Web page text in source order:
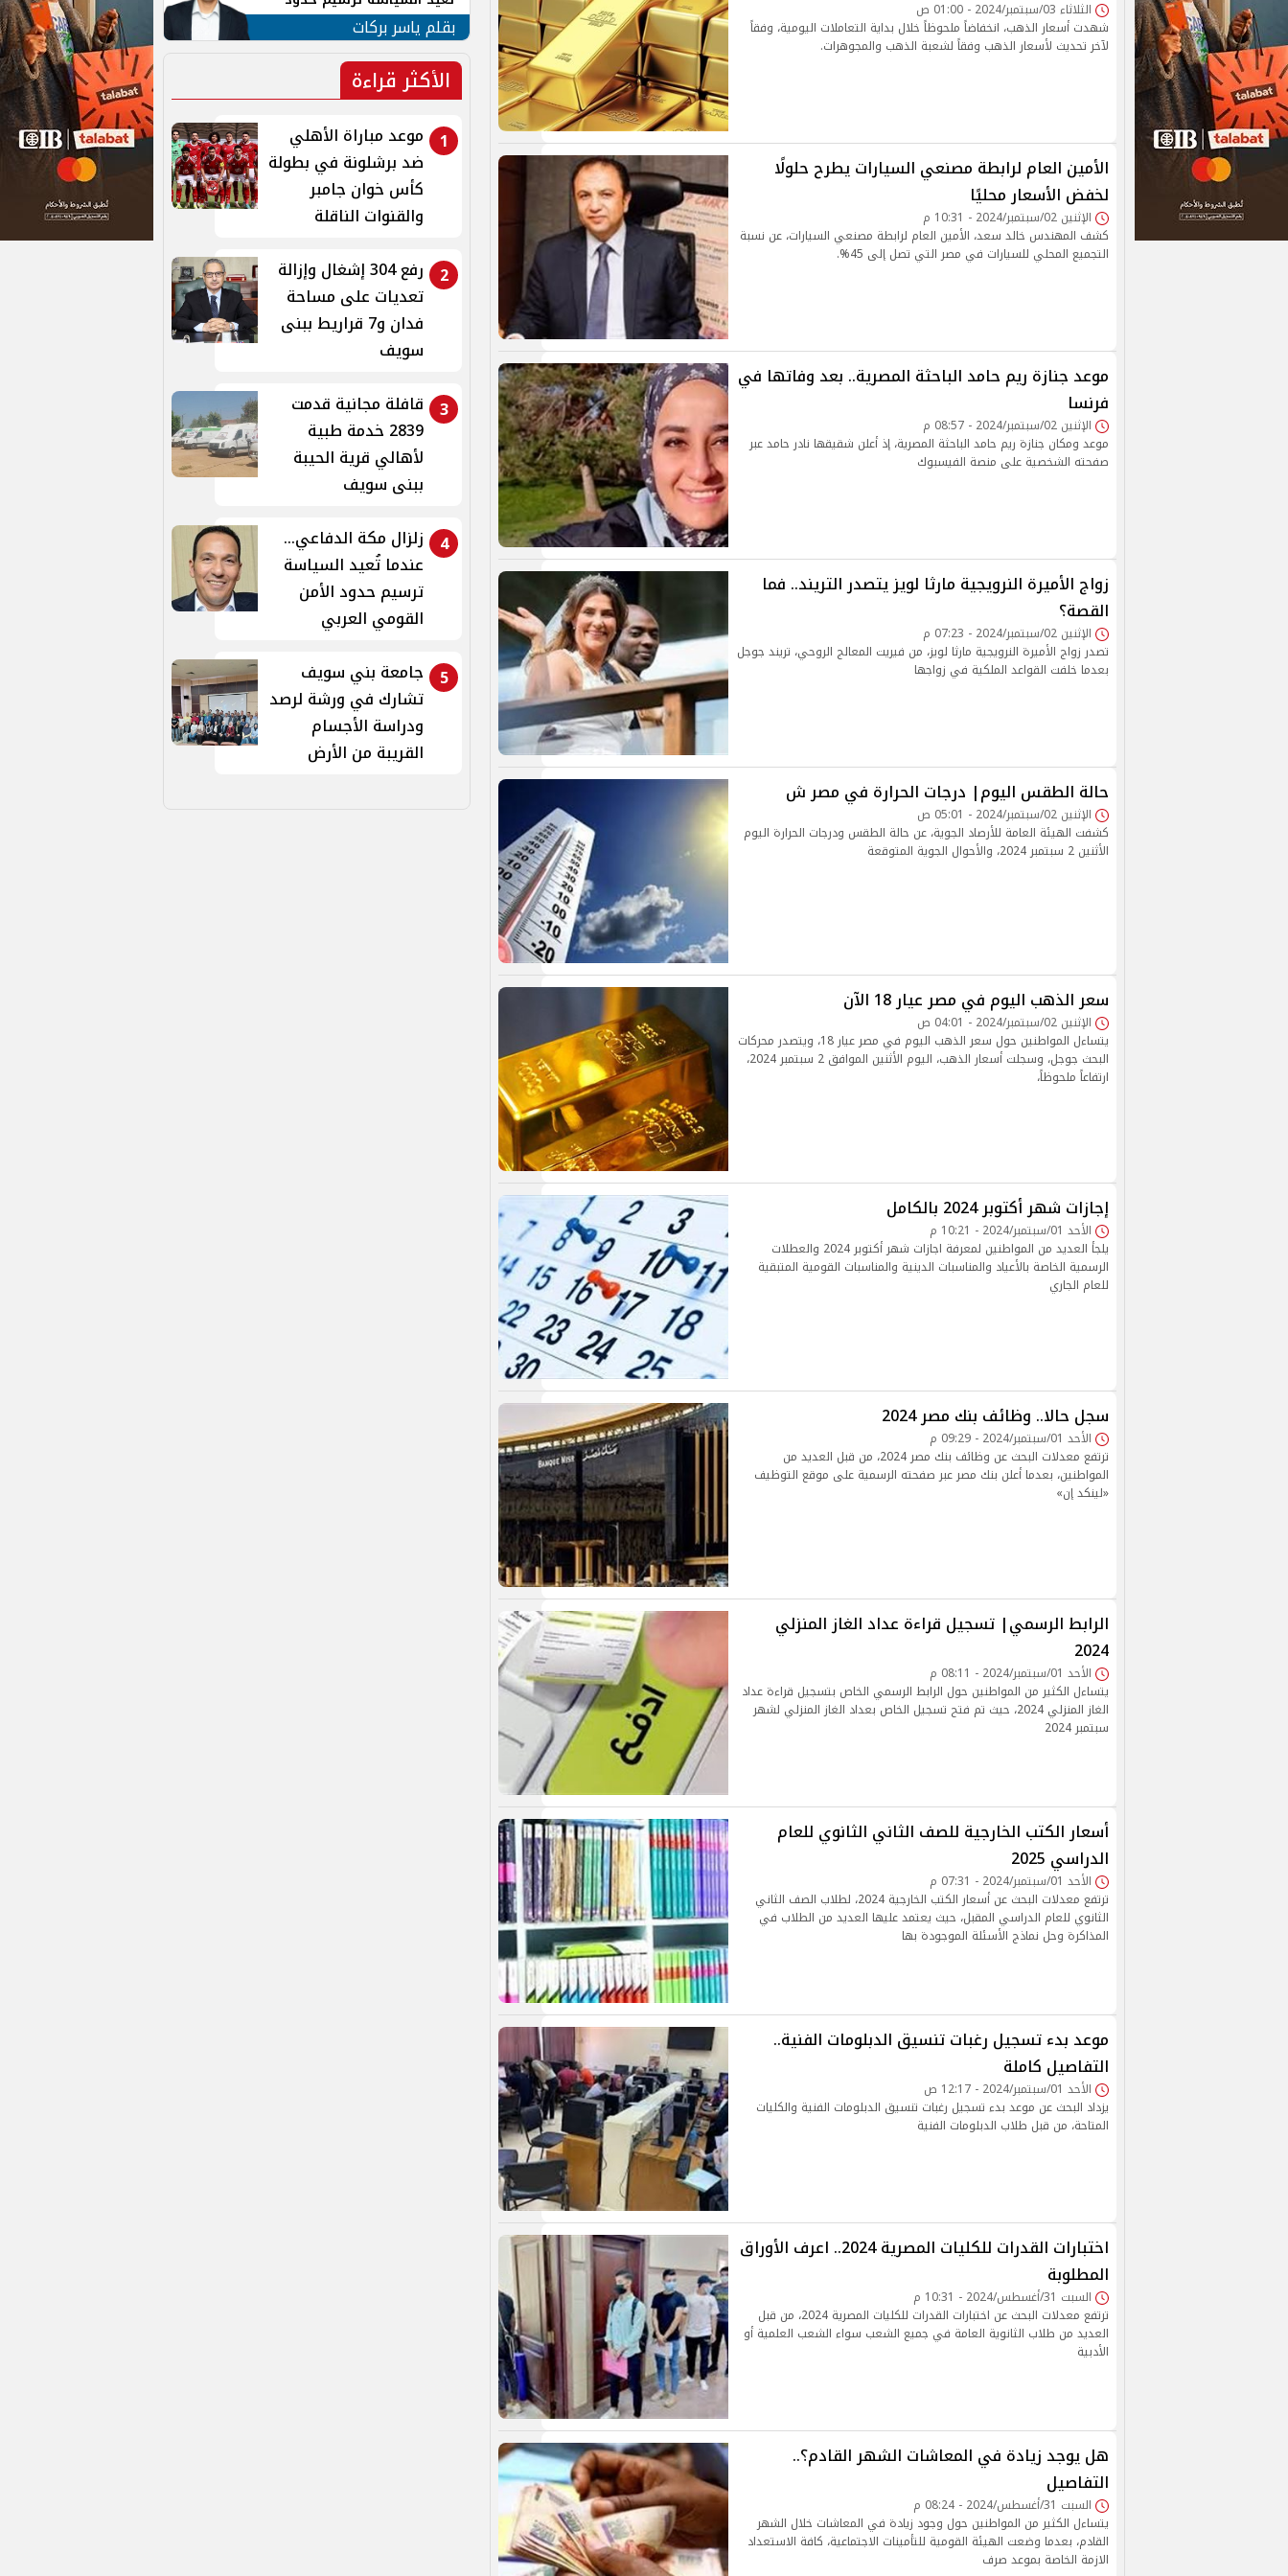
الثلاثاء 03/سبتمبر/2024 - 01:00 ص
شهدت أسعار الذهب، انخفاضاً ملحوظاً خلال بداية التعاملات اليومية، وفقاً
لآخر تحديث لأسعار الذهب وفقاً لشعبة الذهب والمجوهرات.
الأمين العام لرابطة مصنعي السيارات يطرح حلولًا
لخفض الأسعار محليًا
الإثنين 02/سبتمبر/2024 - 10:31 م
كشف المهندس خالد سعد، الأمين العام لرابطة مصنعي السيارات، عن نسبة
التجميع المحلي للسيارات في مصر التي تصل إلى 45%.
موعد جنازة ريم حامد الباحثة المصرية.. بعد وفاتها في
فرنسا
الإثنين 02/سبتمبر/2024 - 08:57 م
موعد ومكان جنازة ريم حامد الباحثة المصرية، إذ أعلن شقيقها نادر حامد عبر
صفحته الشخصية على منصة الفيسبوك
زواج الأميرة النرويجية مارثا لويز يتصدر التريند.. فما
القصة؟
الإثنين 02/سبتمبر/2024 - 07:23 م
تصدر زواج الأميرة النرويجية مارثا لويز، من فيريت المعالج الروحي، تريند جوجل
بعدما خلفت القواعد الملكية في زواجها
حالة الطقس اليوم| درجات الحرارة في مصر ش
الإثنين 02/سبتمبر/2024 - 05:01 ص
كشفت الهيئة العامة للأرصاد الجوية، عن حالة الطقس ودرجات الحرارة اليوم
الأثنين 2 سبتمبر 2024، والأحوال الجوية المتوقعة
سعر الذهب اليوم في مصر عيار 18 الآن
الإثنين 02/سبتمبر/2024 - 04:01 ص
يتساءل المواطنين حول سعر الذهب اليوم في مصر عيار 18، ويتصدر محركات
البحث جوجل، وسجلت أسعار الذهب، اليوم الأثنين الموافق 2 سبتمبر 2024،
ارتفاعاً ملحوظاً،
إجازات شهر أكتوبر 2024 بالكامل
الأحد 01/سبتمبر/2024 - 10:21 م
يلجأ العديد من المواطنين لمعرفة اجازات شهر أكتوبر 2024 والعطلات
الرسمية الخاصة بالأعياد والمناسبات الدينية والمناسبات القومية المتبقية
للعام الجاري
سجل حالا.. وظائف بنك مصر 2024
الأحد 01/سبتمبر/2024 - 09:29 م
ترتفع معدلات البحث عن وظائف بنك مصر 2024، من قبل العديد من
المواطنين، بعدما أعلن بنك مصر عبر صفحته الرسمية على موقع التوظيف
«لينكد إن»
الرابط الرسمي| تسجيل قراءة عداد الغاز المنزلي
2024
الأحد 01/سبتمبر/2024 - 08:11 م
يتساءل الكثير من المواطنين حول الرابط الرسمي الخاص بتسجيل قراءة عداد
الغاز المنزلي 2024، حيث تم فتح تسجيل الخاص بعداد الغاز المنزلي لشهر
سبتمبر 2024
أسعار الكتب الخارجية للصف الثاني الثانوي للعام
الدراسي 2025
الأحد 01/سبتمبر/2024 - 07:31 م
ترتفع معدلات البحث عن أسعار الكتب الخارجية 2024، لطلاب الصف الثاني
الثانوي للعام الدراسي المقبل، حيث يعتمد عليها العديد من الطلاب في
المذاكرة وحل نماذج الأسئلة الموجودة بها
موعد بدء تسجيل رغبات تنسيق الدبلومات الفنية..
التفاصيل كاملة
الأحد 01/سبتمبر/2024 - 12:17 ص
يزداد البحث عن موعد بدء تسجيل رغبات تنسيق الدبلومات الفنية والكليات
المتاحة، من قبل طلاب الدبلومات الفنية
اختبارات القدرات للكليات المصرية 2024.. اعرف الأوراق
المطلوبة
السبت 31/أغسطس/2024 - 10:31 م
ترتفع معدلات البحث عن اختبارات القدرات للكليات المصرية 2024، من قبل
العديد من طلاب الثانوية العامة في جميع الشعب سواء الشعب العلمية أو
الأدبية
هل يوجد زيادة في المعاشات الشهر القادم؟..
التفاصيل
السبت 31/أغسطس/2024 - 08:24 م
يتساءل الكثير من المواطنين حول وجود زيادة في المعاشات خلال الشهر
القادم، بعدما وضعت الهيئة القومية للتأمينات الاجتماعية، كافة الاستعداد
الازمة الخاصة بموعد صرف
الأمن القومي العربي
بقلم ياسر بركات
الأكثر قراءة
1
موعد مباراة الأهلي
ضد برشلونة في بطولة
كأس خوان جامبر
والقنوات الناقلة
2
رفع 304 إشغال وإزالة
تعديات على مساحة
فدان و7 قراريط ببنى
سويف
3 قافلة مجانية قدمت
2839 خدمة طبية
لأهالي قرية الحيبة
ببنى سويف
4
زلزال مكة الدفاعي...
عندما تُعيد السياسة
ترسيم حدود الأمن
القومي العربي
5
جامعة بني سويف
تشارك في ورشة لرصد
ودراسة الأجسام
القريبة من الأرض